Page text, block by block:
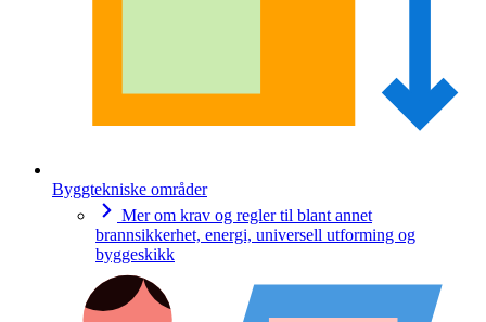
Byggtekniske områder
Mer om krav og regler til blant annet
brannsikkerhet, energi, universell utforming og
byggeskikk